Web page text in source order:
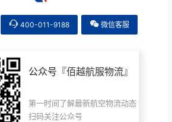
400-011-9188 微信客服
公众号『佰越航服物流』
第一时间了解最新航空物流动态
扫码关注公众号